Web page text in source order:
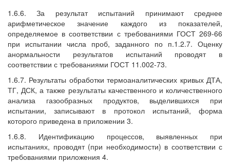
1.6.6. За результат испытаний принимают среднее
арифметическое значение каждого из показателей,
определяемое в соответствии с требованиями ГОСТ 269-66
при испытании числа проб, заданного по п.1.2.7. Оценку
анормальности результатов испытаний проводят в
соответствии с требованиями ГОСТ 11.002-73.
1.6.7. Результаты обработки термоаналитических кривых ДТА,
ТГ, ДСК, а также результаты качественного и количественного
анализа газообразных продуктов, выделившихся при
испытании, записывают в протокол испытаний, форма
которого приведена в приложении 3.
1.6.8. Идентификацию процессов, выявленных при
испытаниях, проводят (при необходимости) в соответствии с
требованиями приложения 4.